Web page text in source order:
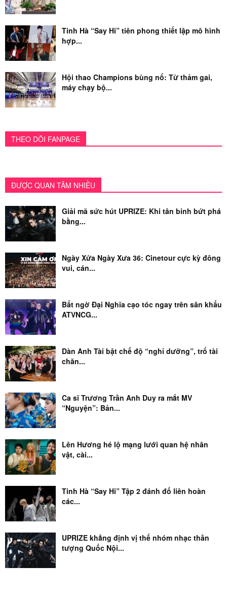
Tinh Hà “Say Hi” tiên phong thiết lập mô hình
hợp...
Hội thao Champions bùng nổ: Từ thảm gai,
máy chạy bộ...
THEO DÕI FANPAGE
ĐƯỢC QUAN TÂM NHIỀU
Giải mã sức hút UPRIZE: Khi tân binh bứt phá
bằng...
Ngày Xửa Ngày Xưa 36: Cinetour cực kỳ đông
vui, cán...
Bất ngờ Đại Nghĩa cạo tóc ngay trên sân khấu
ATVNCG...
Dàn Anh Tài bật chế độ “nghỉ dưỡng”, trổ tài
chăn...
Ca sĩ Trương Trần Anh Duy ra mắt MV
“Nguyện”: Bản...
Lên Hương hé lộ mạng lưới quan hệ nhân
vật, cài...
Tinh Hà “Say Hi” Tập 2 đánh đố liên hoàn
các...
UPRIZE khẳng định vị thế nhóm nhạc thần
tượng Quốc Nội...